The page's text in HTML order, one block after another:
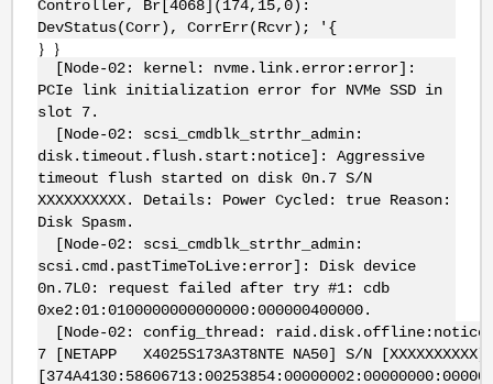
Controller, Br[4068](174,15,0):
DevStatus(Corr), CorrErr(Rcvr); '{
｝｝
[Node-02: kernel: nvme.link.error:error]:
PCIe link initialization error for NVMe SSD in
slot 7.
[Node-02: scsi_cmdblk_strthr_admin:
disk.timeout.flush.start:notice]: Aggressive
timeout flush started on disk 0n.7 S/N
XXXXXXXXXX. Details: Power Cycled: true Reason:
Disk Spasm.
[Node-02: scsi_cmdblk_strthr_admin:
scsi.cmd.pastTimeToLive:error]: Disk device
0n.7L0: request failed after try #1: cdb
0xe2:01:0100000000000000:000000400000.
[Node-02: config_thread:
7 [NETAPP X4025S173A3T8NTE NA50] S/N [XXXXXXXXXX]